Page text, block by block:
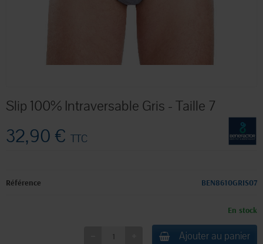
Slip 100% Intraversable Gris - Taille 7
32,90 € TTC
Référence BEN8610GRIS07
En stock
Ajouter au panier